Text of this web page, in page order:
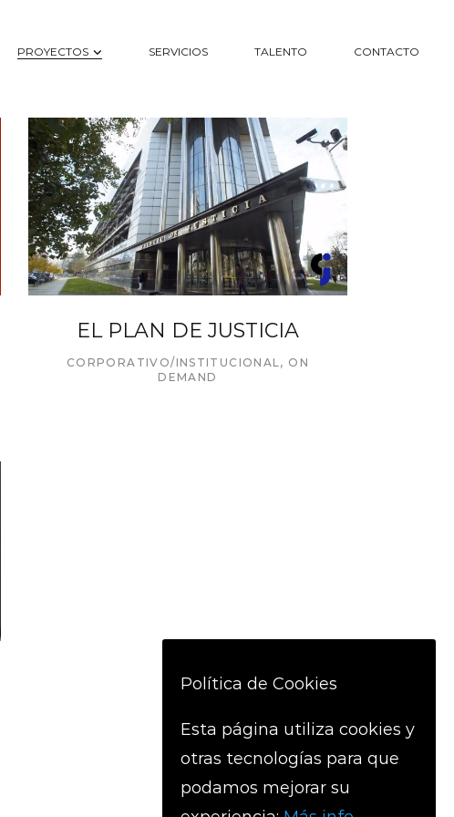
PROYECTOS SERVICIOS TALENTO CONTACTO
EL PLAN DE JUSTICIA
CORPORATIVO/INSTITUCIONAL , ON
DEMAND
Política de Cookies
Esta página utiliza cookies y
otras tecnologías para que
podamos mejorar su